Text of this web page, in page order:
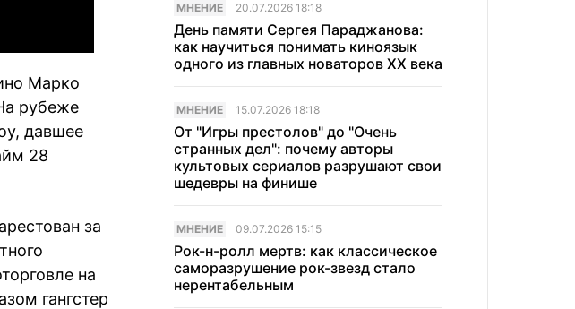
Марко
рубеже
давшее
28
за
на
гангстер
МНЕНИЕ 20.07.2026 18:18
День памяти Сергея Параджанова:
как научиться понимать киноязык
одного из главных новаторов XX века
МНЕНИЕ 15.07.2026 18:18
От "Игры престолов" до "Очень
странных дел": почему авторы
культовых сериалов разрушают свои
шедевры на финише
МНЕНИЕ 09.07.2026 15:15
Рок-н-ролл мертв: как классическое
саморазрушение рок-звезд стало
нерентабельным